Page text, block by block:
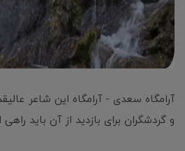
آرامگاه سعدی - آرامگاه این شاعر
و گردشگران برای بازدید از آن باید